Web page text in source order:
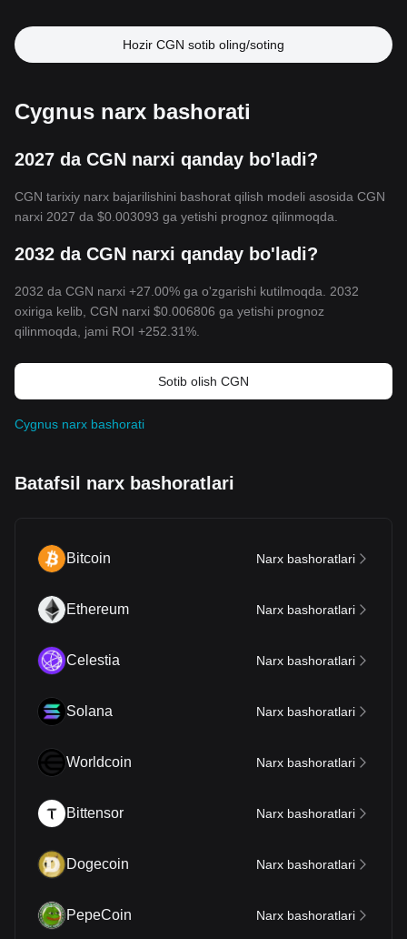
Hozir CGN sotib oling/soting
Cygnus narx bashorati
2027 da CGN narxi qanday bo'ladi?
CGN tarixiy narx bajarilishini bashorat qilish modeli asosida CGN
narxi 2027 da $0.003093 ga yetishi prognoz qilinmoqda.
2032 da CGN narxi qanday bo'ladi?
2032 da CGN narxi +27.00% ga o'zgarishi kutilmoqda. 2032
oxiriga kelib, CGN narxi $0.006806 ga yetishi prognoz
qilinmoqda, jami ROI +252.31%.
Sotib olish CGN
Cygnus narx bashorati
Batafsil narx bashoratlari
Bitcoin Narx bashoratlari
Ethereum Narx bashoratlari
Celestia Narx bashoratlari
Solana Narx bashoratlari
Worldcoin Narx bashoratlari
Bittensor Narx bashoratlari
Dogecoin Narx bashoratlari
PepeCoin Narx bashoratlari